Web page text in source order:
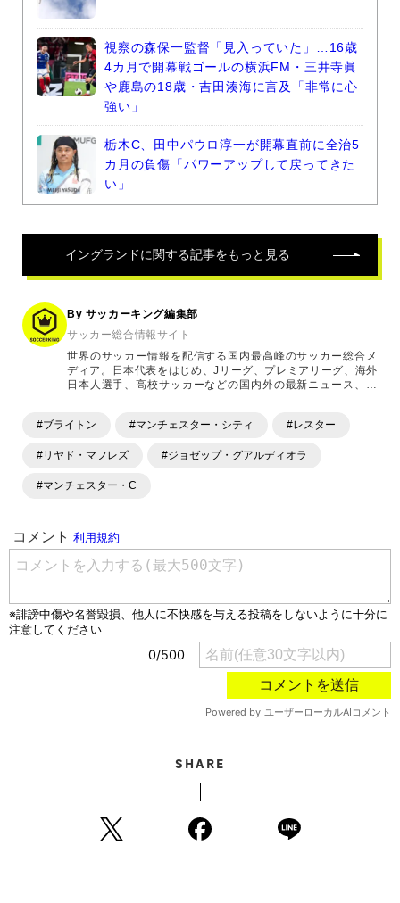
視察の森保一監督「見入っていた」…16歳
4カ月で開幕戦ゴールの横浜FM・三井寺眞
や鹿島の18歳・吉田湊海に言及「非常に心
強い」
栃木C、田中パウロ淳一が開幕直前に全治5
カ月の負傷「パワーアップして戻ってきた
い」
イングランドに関する記事をもっと見る
By サッカーキング編集部
サッカー総合情報サイト
世界のサッカー情報を配信する国内最高峰のサッカー総合メ
ディア。日本代表をはじめ、Jリーグ、プレミアリーグ、海外
日本人選手、高校サッカーなどの国内外の最新ニュース、コ
ます。「X」「Instagram」「YouTube」「TikTok」など、
#ブライトン #マンチェスター・シティ #レスター
#リヤド・マフレズ #ジョゼップ・グアルディオラ
#マンチェスター・C
SHARE